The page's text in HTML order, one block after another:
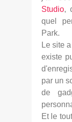
Studio,
quel
Park.
Le site
existe
par un
de
Et le